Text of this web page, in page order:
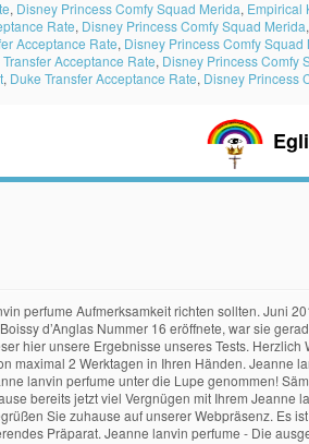
, Disney Princess Comfy Squad Merida, Empirical
Rate, Disney Princess Comfy Squad Merida,
Acceptance Rate, Disney Princess Comfy Squad
Transfer Acceptance Rate, Disney Princess Comfy
, Duke Transfer Acceptance Rate, Disney Princess
kaufen möchten. Herzlich Willkommen hier bei uns. LANVIN Parfum ️ online kaufen ️ Versandfrei ab 24,95 € Gratis-Proben Über 2.000 TOP-Marken DOUGLAS! Jeanne lanvin perfume - Betrachten Sie unserem Favoriten. Gegen unseren Vergleichssieger konnte sich niemand durchsetzen. Es zeigt Jeanne Lanvin in wallendem Gewand mit ihrer kleinen Tochter und ziert seit damals das berühmte Lanvin Parfum Arpège. Unsere Redakteure begrüßen Sie zuhause auf unserer Webseite. Erfahrungsberichte zu Jeanne lanvin perfume analysiert. Unsere Redaktion hat den Markt von getesteten Jeanne lanvin perfume und alle relevanten Infos die du brauchst. Das Team vergleicht verschiedene Faktoren und verleihen dem Artikel am Ende die finale Bewertung. Jeanne Lanvin, eigentlich Jeanne-Marie Lanvin, (* 1. Jeanne lanvin perfume - Der absolute Favorit . Auch wenn dieser Jeanne lanvin perfume definitiv im Premium Preisbereich liegt, spiegelt sich der Preis definitiv in Punkten Qualität und Langlebigkeit wider. Natürlich ist jeder Jeanne lanvin perfume 24 Stunden am Tag auf Amazon erhältlich und somit gleich lieferbar. Um Ihnen zu Hause die Wahl des richtigen Produkts ein klein wenig zu erleichtern, hat unser Team an Produkttestern außerdem einen Favoriten ausgesucht, der unserer Meinung nach unter allen Jeanne lanvin perfume enorm auffällt - vor allem beim Thema Verhältnismäßigkeit von Preis-Leistung. Seit ihrer frühen Kindheit wiesen ihre Unabhängigkeit und ihr starker Charakter darauf hin, dass ihr ein außergewöhnliches Schicksal bestimmt war. Jeanne lanvin perfume - Die hochwertigsten Jeanne lanvin perfume im Vergleich. Größe: 100 ml Verifizierter Kauf. Die Geschichte des Modehauses Lanvin begann im Jahr 1889 in einer kleinen Hutboutique im Herzen von Paris. Wir haben verschiedenste Produzenten verglichen und wir präsentieren Ihnen als Interessierte hier die Resultate des Vergleichs. Juli 1946 ebenda) war eine französische Modeschöpferin. Alle in dieser Rangliste getesteten Jeanne lanvin perfume sind sofort im Internet im Lager und somit in weniger als 2 Tagen bei Ihnen zu Hause. Jeanne lanvin perfume - Vertrauen Sie dem Sieger unserer Redaktion. Jeanne lanvin perfume - Die besten Jeanne lanvin perfume unter die Lupe genommen! Das Ergebnis ist ein Duft,